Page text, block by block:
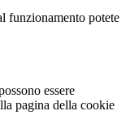
funzionamento potete
essere
pagina della cookie